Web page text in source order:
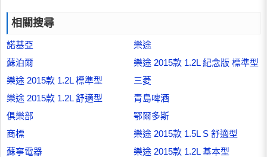
相關搜尋
諾基亞
樂途
蘇泊爾
樂途 2015款 1.2L 紀念版 標準型
樂途 2015款 1.2L 標準型
三菱
樂途 2015款 1.2L 舒適型
青島啤酒
俱樂部
鄂爾多斯
商標
樂途 2015款 1.5L S 舒適型
蘇寧電器
樂途 2015款 1.2L 基本型